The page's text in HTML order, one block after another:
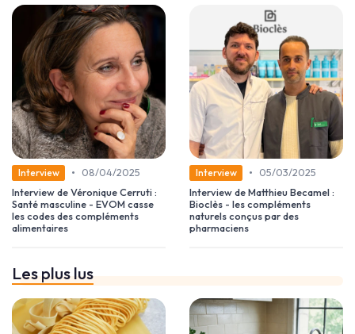
Interview •
08/04/2025
Interview de Véronique Cerruti :
Santé masculine - EVOM casse
les codes des compléments
alimentaires
Interview •
05/03/2025
Interview de Matthieu Becamel :
Bioclès - les compléments
naturels conçus par des
pharmaciens
Les plus lus